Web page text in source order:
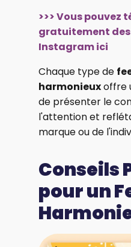
>>> Vous pouvez
gratuitement des
Instagram ici
Chaque type de
harmonieuxoffre
de présenter le
l'attention et
marque ou de
Conseils
pour un